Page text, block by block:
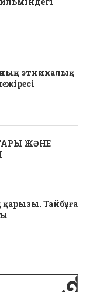
этникалық
ЖӘНЕ
Тайбұға